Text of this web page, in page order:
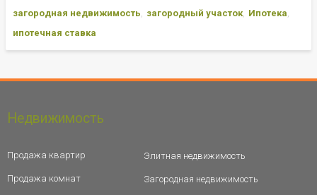
загородная недвижимость
загородный участок Ипотека
ипотечная ставка
Недвижимость
Продажа квартир
Продажа комнат
Элитная недвижимость
Загородная недвижимость